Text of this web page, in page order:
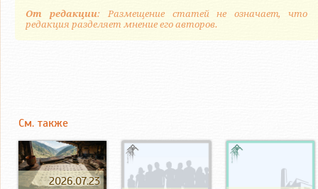
От редакции: Размещение статей не означает, что
редакция разделяет мнение его авторов.
См. также
2026.07.23